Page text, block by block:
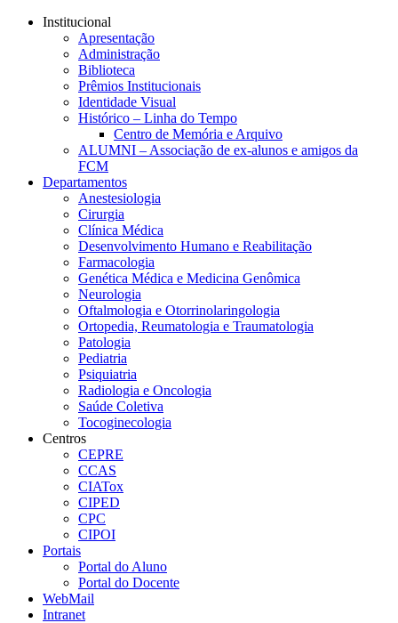
Conteúdo principal
Institucional
Apresentação
Administração
Biblioteca
Prêmios Institucionais
Identidade Visual
Histórico – Linha do Tempo
Centro de Memória e Arquivo
ALUMNI – Associação de ex-alunos e amigos da
FCM
Departamentos
Anestesiologia
Cirurgia
Clínica Médica
Desenvolvimento Humano e Reabilitação
Farmacologia
Genética Médica e Medicina Genômica
Neurologia
Oftalmologia e Otorrinolaringologia
Ortopedia, Reumatologia e Traumatologia
Patologia
Pediatria
Psiquiatria
Radiologia e Oncologia
Saúde Coletiva
Tocoginecologia
Centros
CEPRE
CCAS
CIATox
CIPED
CPC
CIPOI
Portais
Portal do Aluno
Portal do Docente
WebMail
Intranet